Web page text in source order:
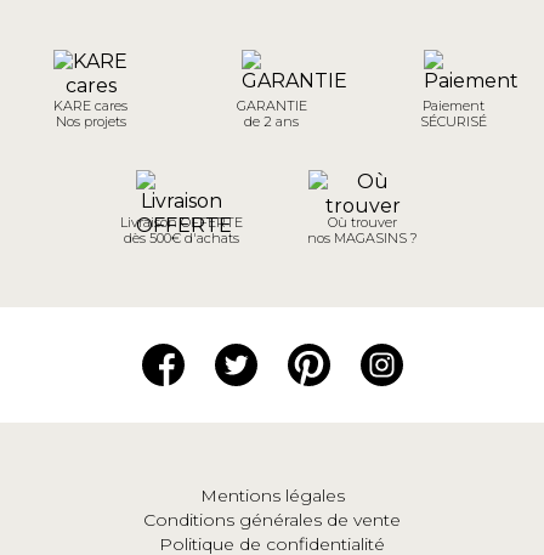
KARE cares
Nos projets
GARANTIE
de 2 ans
Paiement
SÉCURISÉ
Livraison OFFERTE
dès 500€ d'achats
Où trouver
nos MAGASINS ?
Mentions légales
Conditions générales de vente
Politique de confidentialité